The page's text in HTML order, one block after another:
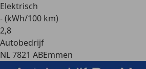
Elektrisch
- (kWh/100 km)
2,8
Autobedrijf
NL 7821 ABEmmen